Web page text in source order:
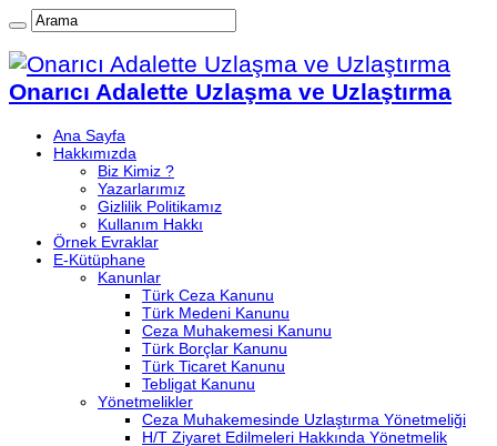
Onarıcı Adalette Uzlaşma ve Uzlaştırma
Ana Sayfa
Hakkımızda
Biz Kimiz ?
Yazarlarımız
Gizlilik Politikamız
Kullanım Hakkı
Örnek Evraklar
E-Kütüphane
Kanunlar
Türk Ceza Kanunu
Türk Medeni Kanunu
Ceza Muhakemesi Kanunu
Türk Borçlar Kanunu
Türk Ticaret Kanunu
Tebligat Kanunu
Yönetmelikler
Ceza Muhakemesinde Uzlaştırma Yönetmeliği
H/T Ziyaret Edilmeleri Hakkında Yönetmelik